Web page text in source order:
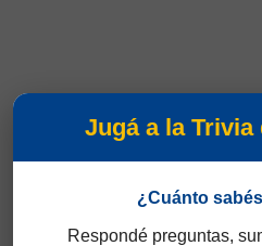
Jugá a la
¿Cuánto
Respondé preguntas,